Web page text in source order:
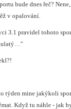
bude dnes řeč?
v opalování.
3.1 pravidel tohoto
týden mine jakýkoli
Když tu náhle - jak